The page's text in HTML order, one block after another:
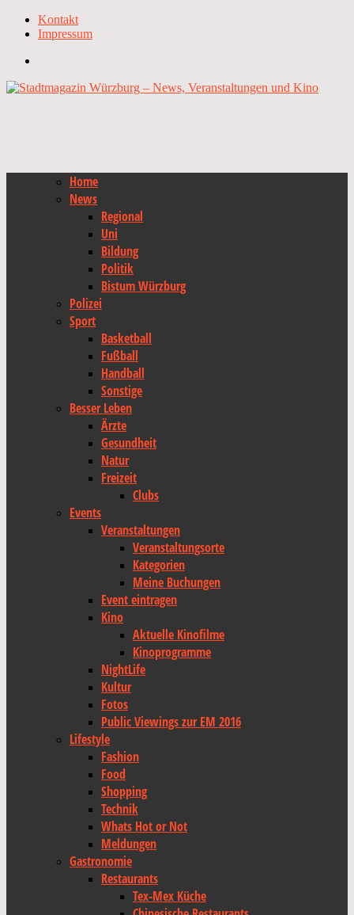
Kontakt
Impressum
Home
News
Regional
Uni
Bildung
Politik
Bistum Würzburg
Polizei
Sport
Basketball
Fußball
Handball
Sonstige
Besser Leben
Ärzte
Gesundheit
Natur
Freizeit
Clubs
Events
Veranstaltungen
Veranstaltungsorte
Kategorien
Meine Buchungen
Event eintragen
Kino
Aktuelle Kinofilme
Kinoprogramme
NightLife
Kultur
Fotos
Public Viewings zur EM 2016
Lifestyle
Fashion
Food
Shopping
Technik
Whats Hot or Not
Meldungen
Gastronomie
Restaurants
Tex-Mex Küche